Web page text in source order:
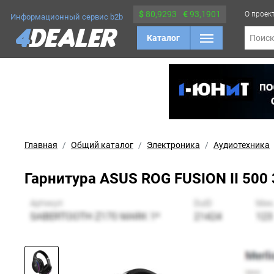
Информационный сервис b2b $ 80,9293 €93,1901
Каталог
О
Поиск
Главная Общий каталог Электроника Аудиотехника
Гарнитура ASUS ROG FUSION II